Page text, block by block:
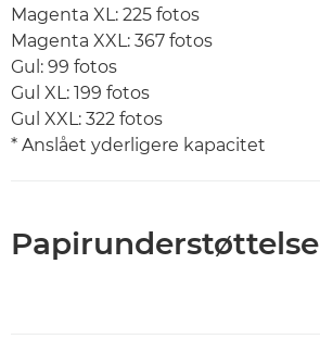
Magenta XL: 225 fotos
Magenta XXL: 367 fotos
Gul: 99 fotos
Gul XL: 199 fotos
Gul XXL: 322 fotos
* Anslået yderligere kapacitet
Papirunderstøttelse